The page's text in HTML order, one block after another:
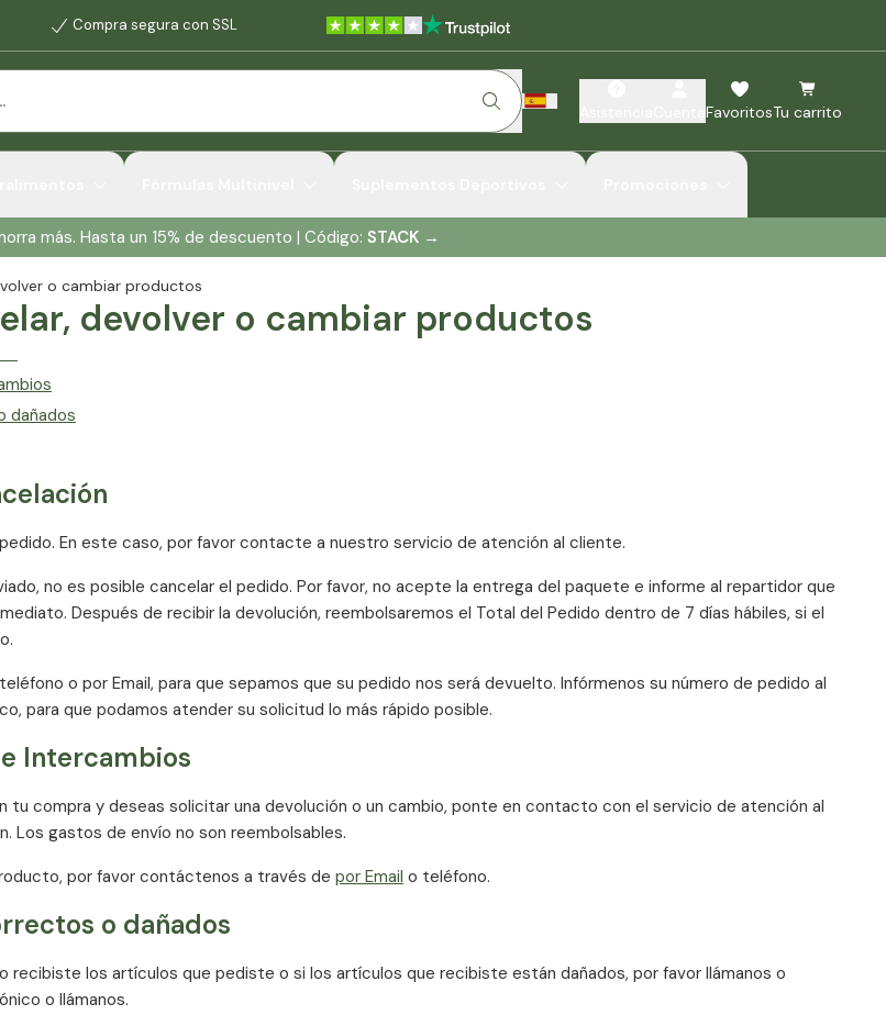
Compra segura con SSL
FavoritosTu carrito
más. Hasta un 15% de descuento | Código: STACK→
o cambiar productos
devolver o cambiar productos
dañados
En este caso, por favor contacte a nuestro servicio de atención al cliente.
no es posible cancelar el pedido. Por favor, no acepte la entrega del paquete e informe al repartidor que
Después de recibir la devolución, reembolsaremos el Total del Pedido dentro de 7 días hábiles, si el
o por Email, para que sepamos que su pedido nos será devuelto. Infórmenos su número de pedido al
para que podamos atender su solicitud lo más rápido posible.
Intercambios
tu compra y deseas solicitar una devolución o un cambio, ponte en contacto con el servicio de atención al
Los gastos de envío no son reembolsables.
por favor contáctenos a través de por Email o teléfono.
o dañados
recibiste los artículos que pediste o si los artículos que recibiste están dañados, por favor llámanos o
o llámanos.